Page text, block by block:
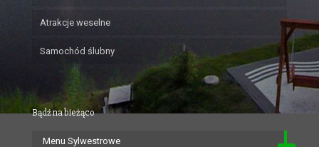
Atrakcje weselne
Samochód ślubny
Bądź na bieżąco
Menu Sylwestrowe